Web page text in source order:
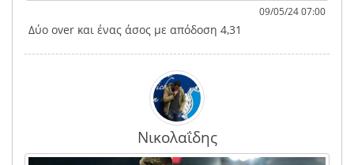
09/05/24 07:00
Δύο over και ένας άσος με απόδοση 4,31
Νικολαΐδης